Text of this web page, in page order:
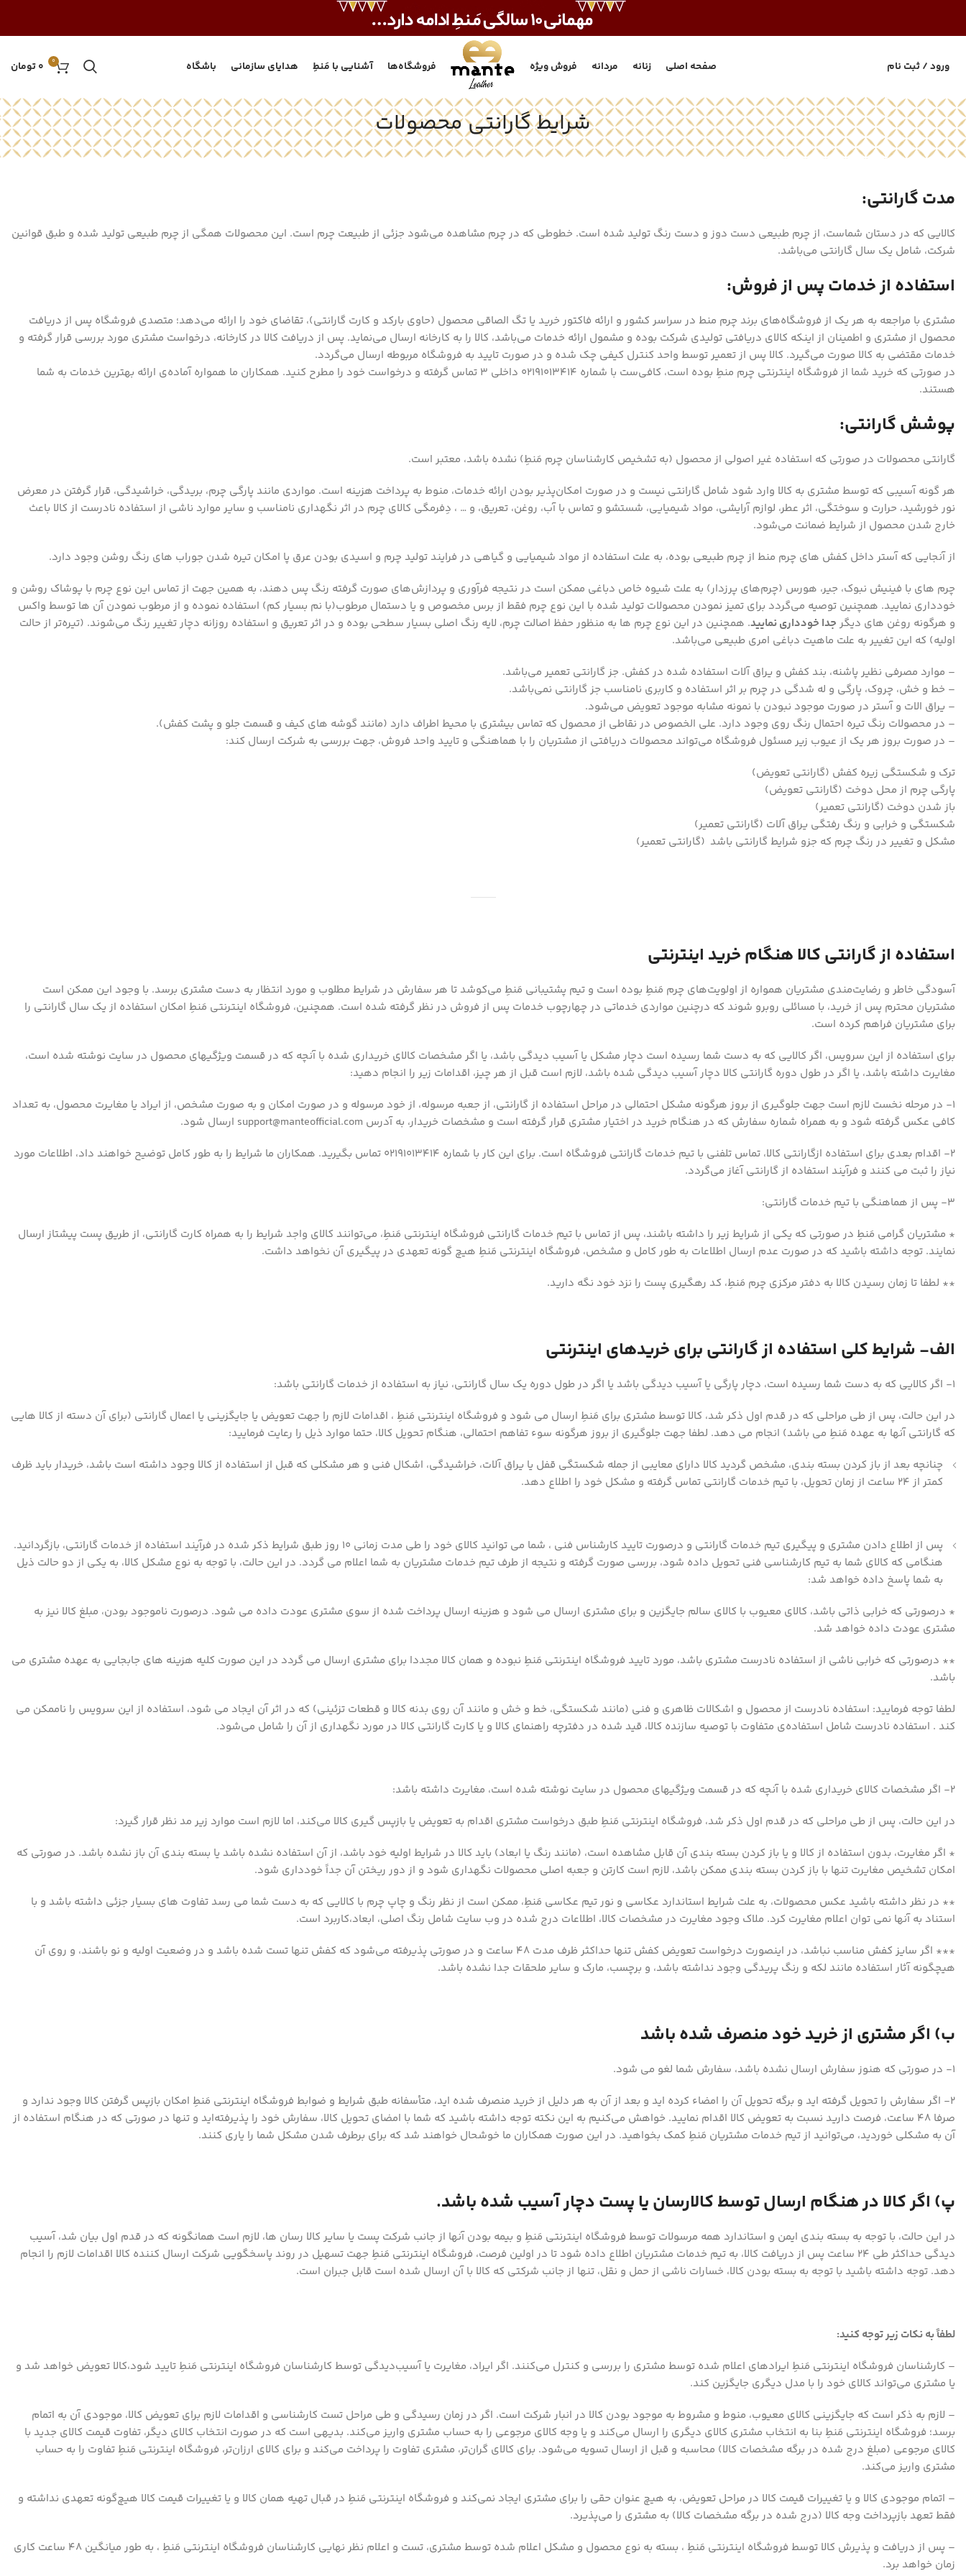
ورود / ثبت نام صفحه اصلی زنانه مردانه فروش ویژه فروشگاه‌ها آشنایی با مَنطِ هدایای سازمانی باشگاه 0
0تومان
شرایط گارانتی محصولات
مدت گارانتی:
کالایی که در دستان شماست، از چرم طبیعی دست دوز و دست رنگ تولید شده است. خطوطی که در چرم مشاهده می‌شود جزئی از طبیعت چرم است. این محصولات همگی از چرم طبیعی تولید شده و طبق قوانین
شرکت، شامل یک سال گارانتی می‌باشد.
استفاده از خدمات پس از فروش:
مشتری با مراجعه به هر یک از فروشگاه‌های برند چرم منط در سراسر کشور و ارائه فاکتور خرید یا تگ الصاقی محصول (حاوی بارکد و کارت گارانتی)، تقاضای خود را ارائه می‌دهد؛ متصدی فروشگاه پس از دریافت
محصول از مشتری و اطمینان از اینکه کالای دریافتی تولیدی شرکت بوده و مشمول ارائه خدمات می‌باشد، کالا را به کارخانه ارسال می‌نماید. پس از دریافت کالا در کارخانه، درخواست مشتری مورد بررسی قرار گرفته و
خدمات مقتضی به کالا صورت می‌گیرد. کالا پس از تعمیر توسط واحد کنترل کیفی چک شده و در صورت تایید به فروشگاه مربوطه ارسال می‌گردد.
در صورتی که خرید شما از فروشگاه اینترنتی چرم منطِ بوده است، کافی‌ست با شماره ۰۲۱۹۱۰۱۳۴۱۴ داخلی ۳ تماس گرفته و درخواست خود را مطرح کنید. همکاران ما همواره آماده‌ی ارائه بهترین خدمات به شما
هستند.
پوشش گارانتی:
گارانتی محصولات در صورتی که استفاده غیر اصولی از محصول (به تشخیص کارشناسان چرم مَنطِ) نشده باشد، معتبر است.
هر گونه آسیبی که توسط مشتری به کالا وارد شود شامل گارانتی نیست و در صورت امکان‌پذیر بودن ارائه خدمات، منوط به پرداخت هزینه است. مواردی مانند پارگی چرم، بریدگی، خراشیدگی، قرار گرفتن در معرض
نور خورشید، حرارت و سوختگی، اثر عطر، لوازم آرایشی، مواد شیمیایی، شستشو و تماس با آب، روغن، تعریق، و … ، دِفرمگی کالای چرم در اثر نگهداری نامناسب و سایر موارد ناشی از استفاده نادرست از کالا باعث
خارج شدن محصول از شرایط ضمانت می‌شود.
از آنجایی که آستر داخل کفش های چرم منط از چرم طبیعی بوده، به علت استفاده از مواد شیمیایی و گیاهی در فرایند تولید چرم و اسیدی بودن عرق پا امکان تیره شدن جوراب های رنگ روشن وجود دارد.
چرم های با فینیش نبوک، جیر، هورس (چرم‌های پرزدار) به علت شیوه خاص دباغی ممکن است در نتیجه فرآوری و پردازش‌های صورت گرفته رنگ پس دهند، به همین جهت از تماس این نوع چرم با پوشاک روشن و
خودداری نمایید. همچنین توصیه می‌گردد برای تمیز نمودن محصولات تولید شده با این نوع چرم فقط از برس مخصوص و یا دستمال مرطوب(با نم بسیار کم) استفاده نموده و از مرطوب نمودن آن ها توسط واکس
و هرگونه روغن های دیگر جدا خودداری نمایید. همچنین در این نوع چرم ها به منظور حفظ اصالت چرم، لایه رنگ اصلی بسیار سطحی بوده و در اثر تعریق و استفاده روزانه دچار تغییر رنگ می‌شوند. (تیره‌تر از حالت
اولیه) که این تغییر به علت ماهیت دباغی امری طبیعی می‌باشد.
– موارد مصرفی نظیر پاشنه، بند کفش و یراق آلات استفاده شده در کفش. جز گارانتی تعمیر می‌باشد.
– خط و خش، چروک، پارگی و له شدگی در چرم بر اثر استفاده و کاربری نامناسب جز گارانتی نمی‌باشد.
– یراق الات و آستر در صورت موجود نبودن با نمونه مشابه موجود تعویض می‌شود.
– در محصولات رنگ تیره احتمال رنگ روی وجود دارد. علی الخصوص در نقاطی از محصول که تماس بیشتری با محیط اطراف دارد (مانند گوشه های کیف و قسمت جلو و پشت کفش).
– در صورت بروز هر یک از عیوب زیر مسئول فروشگاه می‌تواند محصولات دریافتی از مشتریان را با هماهنگی و تایید واحد فروش، جهت بررسی به شرکت ارسال کند:
ترک و شکستگی زیره کفش (گارانتی تعویض)
پارگی چرم از محل دوخت (گارانتی تعویض)
باز شدن دوخت (گارانتی تعمیر)
شکستگی و خرابی و رنگ رفتگی یراق آلات (گارانتی تعمیر)
مشکل و تغییر در رنگ چرم که جزو شرایط گارانتی باشد (گارانتی تعمیر)
استفاده از گارانتی کالا هنگام خرید اینترنتی
آسودگی خاطر و رضایت‌مندی مشتریان همواره از اولویت‏‌های چرم مَنطِ بوده است و تیم پشتیبانی مَنطِ می‏‌کوشد تا هر سفارش در شرایط مطلوب و مورد انتظار به دست مشتری برسد. با وجود این ممکن است
مشتریان محترم پس از خرید، با مسائلی روبرو شوند که درچنین مواردی خدماتی در چهارچوب خدمات پس از فروش در نظر گرفته شده است. همچنین، فروشگاه اینترنتی مَنطِ امکان استفاده از یک سال گارانتی را
برای مشتریان فراهم کرده است.
برای استفاده از این سرویس، اگر کالایی که به دست شما رسیده است دچار مشکل یا آسیب دیدگی باشد، یا اگر مشخصات کالای خریداری شده با آنچه که در قسمت ویژگیهای محصول در سایت نوشته شده است،
مغایرت داشته باشد، یا اگر در طول دوره گارانتی کالا دچار آسیب دیدگی شده باشد، لازم است قبل از هر چیز، اقدامات زیر را انجام دهید:
۱- در مرحله نخست لازم است جهت جلوگیری از بروز هرگونه مشکل احتمالی در مراحل استفاده از گارانتی، از جعبه مرسوله، از خود مرسوله و در صورت امکان و به صورت مشخص، از ایراد یا مغایرت محصول، به تعداد
کافی عکس گرفته شود و به همراه شماره سفارش که در هنگام خرید در اختیار مشتری قرار گرفته است و مشخصات خریدار، به آدرس support@manteofficial.com ارسال شود.
۲- اقدام بعدی برای استفاده ازگارانتی کالا، تماس تلفنی با تیم خدمات گارانتی فروشگاه است. برای این کار با شماره ۰۲۱۹۱۰۱۳۴۱۴ تماس بگیرید. همکاران ما شرایط را به طور کامل توضیح خواهند داد، اطلاعات مورد
نیاز را ثبت می کنند و فرآیند استفاده از گارانتی آغاز می‌گردد.
۳- پس از هماهنگی با تیم خدمات گارانتی:
* مشتریان گرامی مَنطِ در صورتی که یکی از شرایط زیر را داشته باشند، پس از تماس با تیم خدمات گارانتی فروشگاه اینترنتی مَنطِ، می‌توانند کالای واجد شرایط را به همراه کارت گارانتی، از طریق پست پیشتاز ارسال
نمایند. توجه داشته باشید که در صورت عدم ارسال اطلاعات به طور کامل و مشخص، فروشگاه اینترنتی مَنطِ هیچ گونه تعهدی در پیگیری آن نخواهد داشت.
** لطفا تا زمان رسیدن کالا به دفتر مرکزی چرم مَنطِ، کد رهگیری پست را نزد خود نگه دارید.
الف- شرایط کلی استفاده از گارانتی برای خریدهای اینترنتی
۱- اگر کالایی که به دست شما رسیده است، دچار پارگی یا آسیب دیدگی باشد یا اگر در طول دوره یک سال گارانتی، نیاز به استفاده از خدمات گارانتی باشد:
در این حالت، پس از طی مراحلی که در قدم اول ذکر شد، کالا توسط مشتری برای مَنطِ ارسال می شود و فروشگاه اینترنتی مَنطِ ، اقدامات لازم را جهت تعویض یا جایگزینی یا اعمال گارانتی (برای آن دسته از کالا هایی
که گارانتی آنها به عهده مَنطِ می باشد) انجام می دهد. لطفا جهت جلوگیری از بروز هرگونه سوء تفاهم احتمالی، هنگام تحویل کالا، حتما موارد ذیل را رعایت فرمایید:
چنانچه بعد از باز کردن بسته بندی، مشخص گردید کالا دارای معایبی از جمله شکستگی قفل یا یراق آلات، خراشیدگی، اشکال فنی و هر مشکلی که قبل از استفاده از کالا وجود داشته است باشد، خریدار باید ظرف
کمتر از ۲۴ ساعت از زمان تحویل، با تیم خدمات گارانتی تماس گرفته و مشکل خود را اطلاع دهد.
پس از اطلاع دادن مشتری و پیگیری تیم خدمات گارانتی و درصورت تایید کارشناس فنی ، شما می توانید کالای خود را طی مدت زمانی ۱۰ روز طبق شرایط ذکر شده در فرآیند استفاده از خدمات گارانتی، بازگردانید.
هنگامی که کالای شما به تیم کارشناسی فنی تحویل داده شود، بررسی صورت گرفته و نتیجه از طرف تیم خدمات مشتریان به شما اعلام می گردد. در این حالت، با توجه به نوع مشکل کالا، به یکی از دو حالت ذیل
به شما پاسخ داده خواهد شد:
* درصورتی که خرابی ذاتی باشد، کالای معیوب با کالای سالم جایگزین و برای مشتری ارسال می شود و هزینه ارسال پرداخت شده از سوی مشتری عودت داده می شود. درصورت ناموجود بودن، مبلغ کالا نیز به
مشتری عودت داده خواهد شد.
** درصورتی که خرابی ناشی از استفاده نادرست مشتری باشد، مورد تایید فروشگاه اینترنتی مَنطِ نبوده و همان کالا مجددا برای مشتری ارسال می گردد در این صورت کلیه هزینه های جابجایی به عهده مشتری می
باشد.
لطفا توجه فرمایید: استفاده نادرست از محصول و اشکالات ظاهری و فنی (مانند شکستگی، خط و خش و مانند آن روی بدنه کالا و قطعات تزئینی) که در اثر آن ایجاد می شود، استفاده از این سرویس را ناممکن می
کند . استفاده نادرست شامل استفاده‌ی متفاوت با توصیه سازنده کالا، قید شده در دفترچه راهنمای کالا و یا کارت گارانتی کالا در مورد نگهداری از آن را شامل می‌شود.
۲- اگر مشخصات کالای خریداری شده با آنچه که در قسمت ویژگیهای محصول در سایت نوشته شده است، مغایرت داشته باشد:
در این حالت، پس از طی مراحلی که در قدم اول ذکر شد، فروشگاه اینترنتی مَنطِ طبق درخواست مشتری اقدام به تعویض یا بازپس گیری کالا می‌کند، اما لازم است موارد زیر مد نظر قرار گیرد:
* اگر مغایرت، بدون استفاده از کالا و یا باز کردن بسته بندی آن قابل مشاهده است، (مانند رنگ یا ابعاد) باید کالا در شرایط اولیه خود باشد، از آن استفاده نشده باشد یا بسته بندی آن باز نشده باشد. در صورتی که
امکان تشخیص مغایرت تنها با باز کردن بسته بندی ممکن باشد، لازم است کارتن و جعبه اصلی محصولات نگهداری شود و از دور ریختن آن جداً خودداری شود.
** در نظر داشته باشید عکس محصولات، به علت شرایط استاندارد عکاسی و نور تیم عکاسی مَنطِ، ممکن است از نظر رنگ و چاپ چرم با کالایی که به دست شما می رسد تفاوت های بسیار جزئی داشته باشد و با
استناد به آنها نمی توان اعلام مغایرت کرد. ملاک وجود مغایرت در مشخصات کالا، اطلاعات درج شده در وب سایت شامل رنگ اصلی، ابعاد،کاربرد است.
*** اگر سایز کفش مناسب نباشد، در اینصورت درخواست تعویض کفش تنها حداکثر ظرف مدت ۴۸ ساعت و در صورتی پذیرفته می‌شود که کفش تنها تست شده باشد و در وضعیت اولیه و نو باشند، و روی آن
هیچگونه آثار استفاده مانند لکه و رنگ پریدگی وجود نداشته باشد، و برچسب، مارک و سایر ملحقات جدا نشده باشد.
ب) اگر مشتری از خرید خود منصرف شده باشد
۱- در صورتی که هنوز سفارش ارسال نشده باشد، سفارش شما لغو می شود.
۲- اگر سفارش را تحویل گرفته اید و برگه تحویل آن را امضاء کرده اید و بعد از آن به هر دلیل از خرید منصرف شده اید، متأسفانه طبق شرایط و ضوابط فروشگاه اینترنتی مَنطِ امکان بازپس گرفتن کالا وجود ندارد و
صرفا ۴۸ ساعت، فرصت دارید نسبت به تعویض کالا اقدام نمایید. خواهش می‌کنیم به این نکته توجه داشته باشید که شما با امضای تحویل کالا، سفارش خود را پذیرفته‌اید و تنها در صورتی که در هنگام استفاده از
آن به مشکلی خوردید، می‌توانید از تیم خدمات مشتریان مَنطِ کمک بخواهید. در این صورت همکاران ما خوشحال خواهند شد که برای برطرف شدن مشکل شما را یاری کنند.
پ) اگر کالا در هنگام ارسال توسط کالارسان یا پست دچار آسیب شده باشد.
در این حالت، با توجه به بسته بندی ایمن و استاندارد همه مرسولات توسط فروشگاه اینترنتی مَنطِ و بیمه بودن آنها از جانب شرکت پست یا سایر کالا رسان ها، لازم است همانگونه که در قدم اول بیان شد، آسیب‏‏
دیدگی حداکثر طی ۲۴ ساعت پس از دریافت کالا، به تیم خدمات مشتریان اطلاع داده شود تا در اولین فرصت، فروشگاه اینترنتی مَنطِ جهت تسهیل در روند پاسخگویی شرکت ارسال کننده کالا اقدامات لازم را انجام
دهد. توجه داشته باشید با توجه به بسته بودن کالا، خسارات ناشی از حمل و نقل، تنها از جانب شرکتی که کالا با آن ارسال شده است قابل جبران است.
لطفاً به نکات زیر توجه کنید:
– کارشناسان فروشگاه اینترنتی مَنطِ ایرادهای اعلام شده توسط مشتری را بررسی و کنترل می‌‏کنند. اگر ایراد، مغایرت یا آسیب‌دیدگی توسط کارشناسان فروشگاه اینترنتی مَنطِ تایید شود،کالا تعویض خواهد شد و
یا مشتری می‌تواند کالای خود را با مدل دیگری جایگزین کند.
– لازم به ذکر است که جایگزینی کالای معیوب، منوط و مشروط به موجود بودن کالا در انبار شرکت است. اگر در زمان رسیدگی و طی مراحل تست کارشناسی و اقدامات لازم برای تعویض کالا، موجودی آن به اتمام
برسد؛ فروشگاه اینترنتی مَنطِ بنا به انتخاب مشتری کالای دیگری را ارسال می‌کند و یا وجه کالای مرجوعی را به حساب مشتری واریز می‌کند. بدیهی است که در صورت انتخاب کالای دیگر، تفاوت قیمت کالای جدید با
کالای مرجوعی (مبلغ درج شده در برگه مشخصات کالا) محاسبه و قبل از ارسال تسویه می‌شود. برای کالای گران‌تر، مشتری تفاوت را پرداخت می‌کند و برای کالای ارزان‌تر، فروشگاه اینترنتی مَنطِ تفاوت را به حساب
مشتری واریز می‌کند.
– اتمام موجودی کالا و یا تغییرات قیمت کالا در مراحل تعویض، به هیچ عنوان حقی را برای مشتری ایجاد نمی‌کند و فروشگاه اینترنتی مَنطِ در قبال تهیه همان کالا و یا تغییرات قیمت کالا هیچ‌گونه تعهدی نداشته و
فقط تعهد بازپرداخت وجه کالا (درج شده در برگه مشخصات کالا) به مشتری را می‌پذیرد.
– پس از دریافت و پذیرش کالا توسط فروشگاه اینترنتی مَنطِ ، بسته به نوع محصول و مشکل اعلام شده توسط مشتری، تست و اعلام نظر نهایی کارشناسان فروشگاه اینترنتی مَنطِ ، به طور میانگین ۴۸ ساعت کاری
زمان خواهد برد.